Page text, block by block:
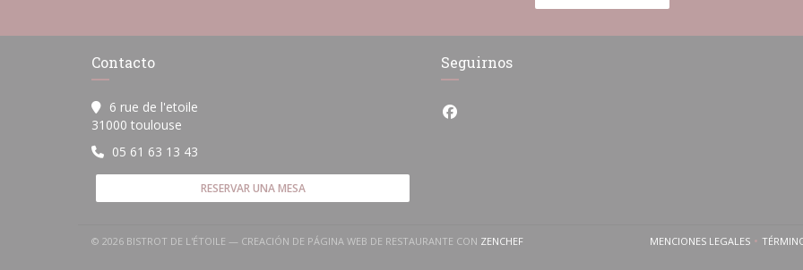
Contacto
6 rue de l'etoile
31000 toulouse
05 61 63 13 43
RESERVAR UNA MESA
Seguirnos
Facebook ((abre en una nueva ventana))
© 2026 BISTROT DE L'ÉTOILE — CREACIÓN DE PÁGINA WEB DE RESTAURANTE CON ZENCHEF((ABRE EN UNA NUEVA VENTANA))MENCIONES LEGALES
((ABRE EN UNA